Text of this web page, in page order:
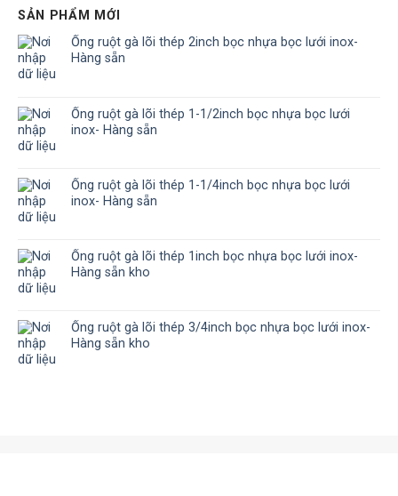
SẢN PHẨM MỚI
Ống ruột gà lõi thép 2inch bọc nhựa bọc lưới inox-
Hàng sẵn
Ống ruột gà lõi thép 1-1/2inch bọc nhựa bọc lưới
inox- Hàng sẵn
Ống ruột gà lõi thép 1-1/4inch bọc nhựa bọc lưới
inox- Hàng sẵn
Ống ruột gà lõi thép 1inch bọc nhựa bọc lưới inox-
Hàng sẵn kho
Ống ruột gà lõi thép 3/4inch bọc nhựa bọc lưới inox-
Hàng sẵn kho